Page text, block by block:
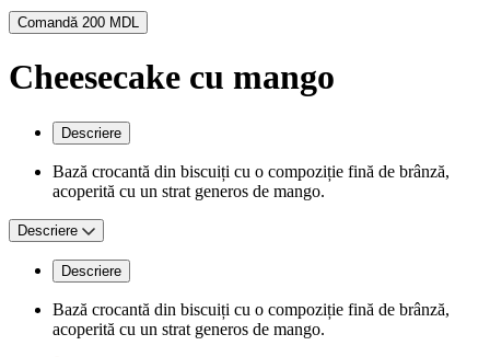
Comandă 200 MDL
Cheesecake cu mango
Descriere
Bază crocantă din biscuiți cu o compoziție fină de brânză,
acoperită cu un strat generos de mango.
Descriere
Descriere
Bază crocantă din biscuiți cu o compoziție fină de brânză,
acoperită cu un strat generos de mango.